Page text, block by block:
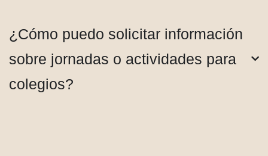
¿Cómo puedo solicitar información
sobre jornadas o actividades para
colegios?